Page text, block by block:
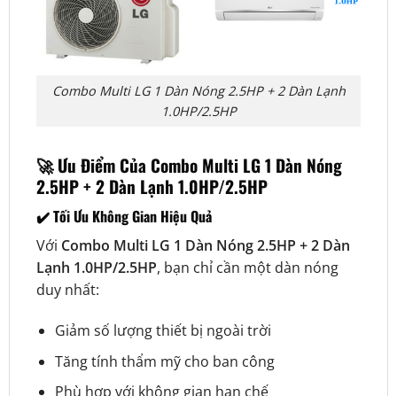
Combo Multi LG 1 Dàn Nóng 2.5HP + 2 Dàn Lạnh
1.0HP/2.5HP
🚀 Ưu Điểm Của Combo Multi LG 1 Dàn Nóng
2.5HP + 2 Dàn Lạnh 1.0HP/2.5HP
✔️ Tối Ưu Không Gian Hiệu Quả
Với Combo Multi LG 1 Dàn Nóng 2.5HP + 2 Dàn
Lạnh 1.0HP/2.5HP, bạn chỉ cần một dàn nóng
duy nhất:
Giảm số lượng thiết bị ngoài trời
Tăng tính thẩm mỹ cho ban công
Phù hợp với không gian hạn chế